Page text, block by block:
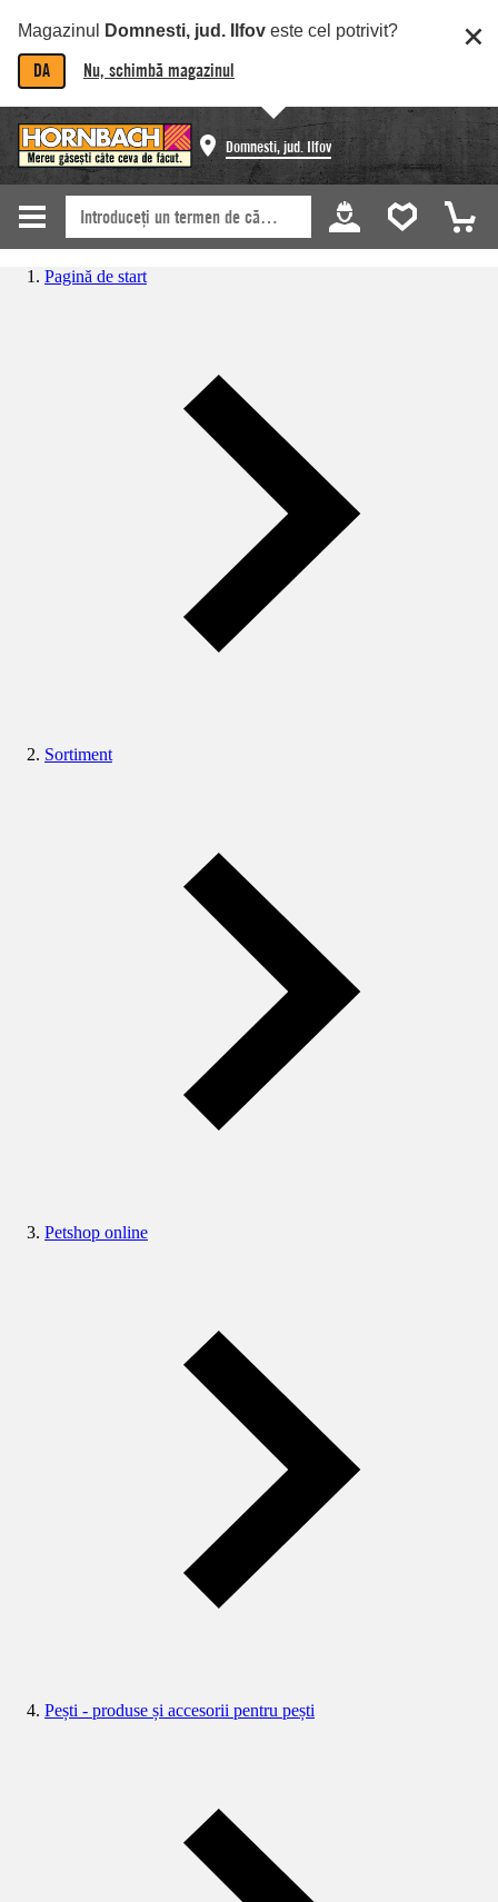
Magazinul Domnesti, jud. Ilfov este cel potrivit?
DA Nu, schimbă magazinul
Domnesti, jud. Ilfov
Pagină de start
Sortiment
Petshop online
Pești - produse și accesorii pentru pești